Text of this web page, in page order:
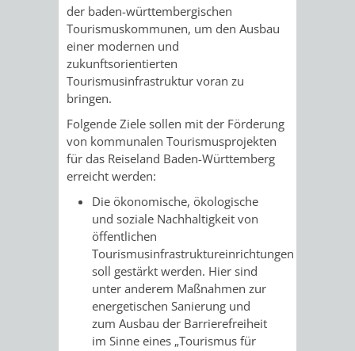
HILFE
MENSCHEN
MIT
BEHINDERUNG
MENSCHEN
MIT
DEMENZ
MIGRANTEN
FLÜCHTLINGE
BAUHERREN
BAUHERRENBERATUNG
GRUNDSTÜCKSWERTERMITTLUNG
DENKMALSCHUTZ
AUFGABEN
DER
STEUERVORTEILE
SATZUNGEN
STÄDTISCHER
BAUPLÄTZE
TAGESORDNUNG
SITZUNGSUNTERLAGEN
UMLEGUNGSAUSSCHUSS
BERATENDE
AUSSCHÜSSE
BÜRGERMEISTER
ÄMTER
der baden-württembergischen
Tourismuskommunen, um den Ausbau
einer modernen und
zukunftsorientierten
Tourismusinfrastruktur voran zu
bringen.
Folgende Ziele sollen mit der Förderung
von kommunalen Tourismusprojekten
für das Reiseland Baden-Württemberg
erreicht werden:
Die ökonomische, ökologische
und soziale Nachhaltigkeit von
öffentlichen
Tourismusinfrastruktureinrichtungen
soll gestärkt werden. Hier sind
unter anderem Maßnahmen zur
energetischen Sanierung und
zum Ausbau der Barrierefreiheit
im Sinne eines „Tourismus für